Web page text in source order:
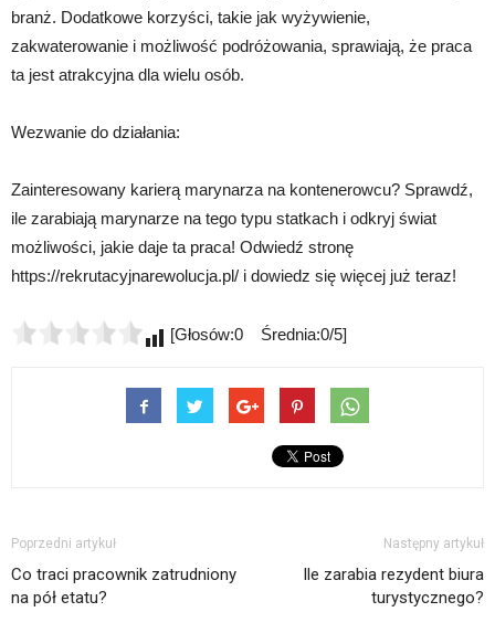
branż. Dodatkowe korzyści, takie jak wyżywienie,
zakwaterowanie i możliwość podróżowania, sprawiają, że praca
ta jest atrakcyjna dla wielu osób.
Wezwanie do działania:
Zainteresowany karierą marynarza na kontenerowcu? Sprawdź,
ile zarabiają marynarze na tego typu statkach i odkryj świat
możliwości, jakie daje ta praca! Odwiedź stronę
https://rekrutacyjnarewolucja.pl/ i dowiedz się więcej już teraz!
[Głosów:0 Średnia:0/5]
Poprzedni artykuł
Co traci pracownik zatrudniony
na pół etatu?
Następny artykuł
Ile zarabia rezydent biura
turystycznego?